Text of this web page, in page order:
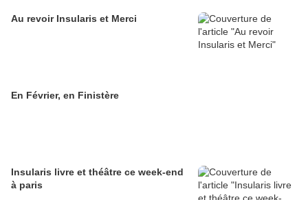
Au revoir Insularis et Merci
En Février, en Finistère
Insularis livre et théâtre ce week-end
à paris